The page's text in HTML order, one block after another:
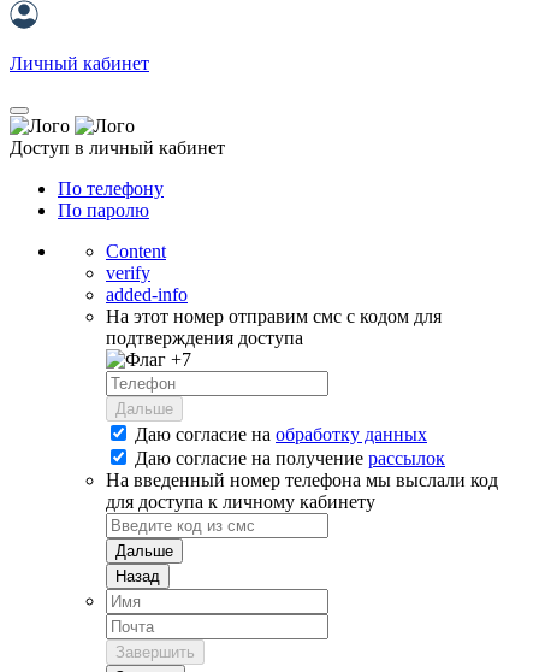
Личный кабинет
Доступ в личный кабинет
По телефону
По паролю
Content
verify
added-info
На этот номер отправим смс с кодом для
подтверждения доступа
+7
Дальше
Даю согласие на обработку данных
Даю согласие на получение рассылок
На введенный номер телефона мы выслали код
для доступа к личному кабинету
Дальше
Назад
Завершить